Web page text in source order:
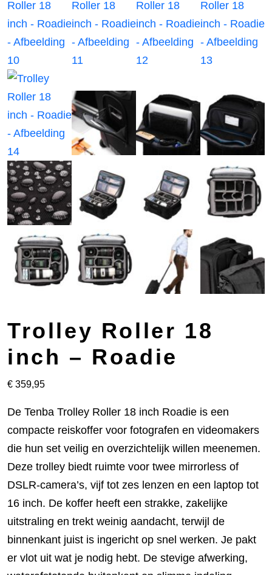
Trolley Roller 18
inch – Roadie
€ 359,95
De Tenba Trolley Roller 18 inch Roadie is een
compacte reiskoffer voor fotografen en videomakers
die hun set veilig en overzichtelijk willen meenemen.
Deze trolley biedt ruimte voor twee mirrorless of
DSLR-camera’s, vijf tot zes lenzen en een laptop tot
16 inch. De koffer heeft een strakke, zakelijke
uitstraling en trekt weinig aandacht, terwijl de
binnenkant juist is ingericht op snel werken. Je pakt
er vlot uit wat je nodig hebt. De stevige afwerking,